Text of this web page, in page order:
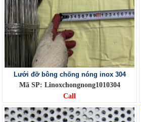
Lưới đỡ bông chống nóng inox 304
Mã SP: Linoxchongnong1010304
Call